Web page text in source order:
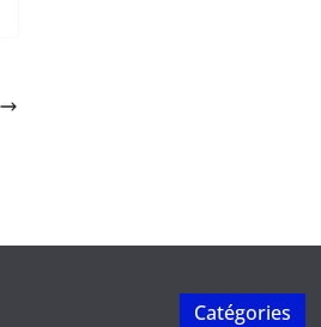
Catégories